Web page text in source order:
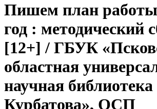
Пишем план работы
год : методический
[12+] / ГБУК
областная
научная
Курбатова», ОСП